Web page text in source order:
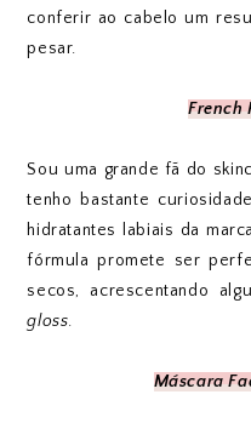
conferir ao cabelo um
pesar.
French
Sou uma grande fã do
tenho bastante
hidratantes labiais da
fórmula promete ser
secos, acrescentando
gloss.
Máscara